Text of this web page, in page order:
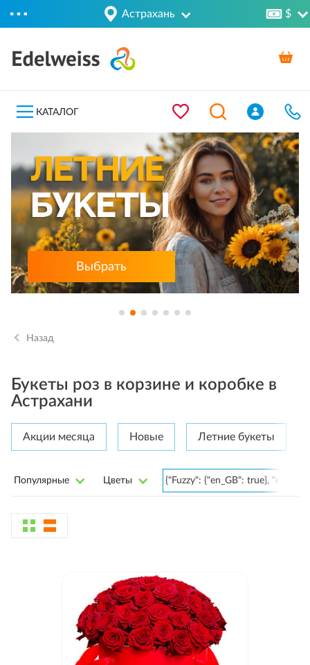
Астрахань $
КАТАЛОГ
Выбрать
Назад
Букеты роз в корзине и коробке в
Астрахани
Акции месяца Новые Летние букеты
Популярные Цветы {"Fuzzy": {"en_GB": true},